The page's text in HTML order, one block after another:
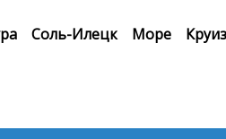
Соль-Илецк Море